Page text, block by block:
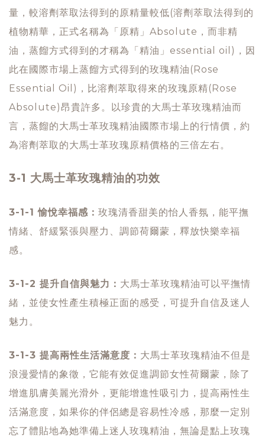
量，較溶劑萃取法得到的原精量較低(溶劑萃取法得到的
植物精華，正式名稱為「原精」Absolute，而非精
油，蒸餾方式得到的才稱為「精油」essential oil)，因
此在國際市場上蒸餾方式得到的玫瑰精油(Rose
Essential Oil)，比溶劑萃取得來的玫瑰原精(Rose
Absolute)昂貴許多。以珍貴的大馬士革玫瑰精油而
言，蒸餾的大馬士革玫瑰精油國際市場上的行情價，約
為溶劑萃取的大馬士革玫瑰原精價格的三倍左右。
3-1 大馬士革玫瑰精油的功效
3-1-1 愉悅幸福感： 玫瑰清香甜美的怡人香氛，能平撫
情緒、舒緩緊張與壓力、調節荷爾蒙，釋放快樂幸福
感。
3-1-2 提升自信與魅力： 大馬士革玫瑰精油可以平撫情
緒，並使女性產生積極正面的感受，可提升自信及迷人
魅力。
3-1-3 提高兩性生活滿意度： 大馬士革玫瑰精油不但是
浪漫愛情的象徵，它能有效促進調節女性荷爾蒙，除了
增進肌膚美麗光滑外，更能增進性吸引力，提高兩性生
活滿意度，如果你的伴侶總是容易性冷感，那麼一定別
忘了體貼地為她準備上迷人玫瑰精油，無論是點上玫瑰